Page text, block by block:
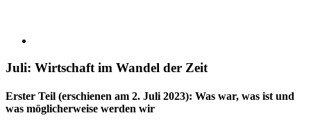
Juli: Wirtschaft im Wandel der Zeit
Erster Teil (erschienen am 2. Juli 2023): Was war, was ist und
was möglicherweise werden wir